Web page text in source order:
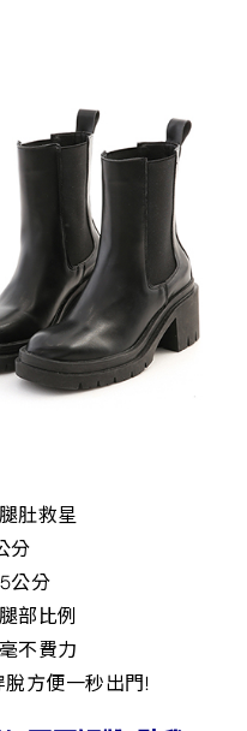
肚救星
分
公分
部比例
不費力
方便一秒出門!